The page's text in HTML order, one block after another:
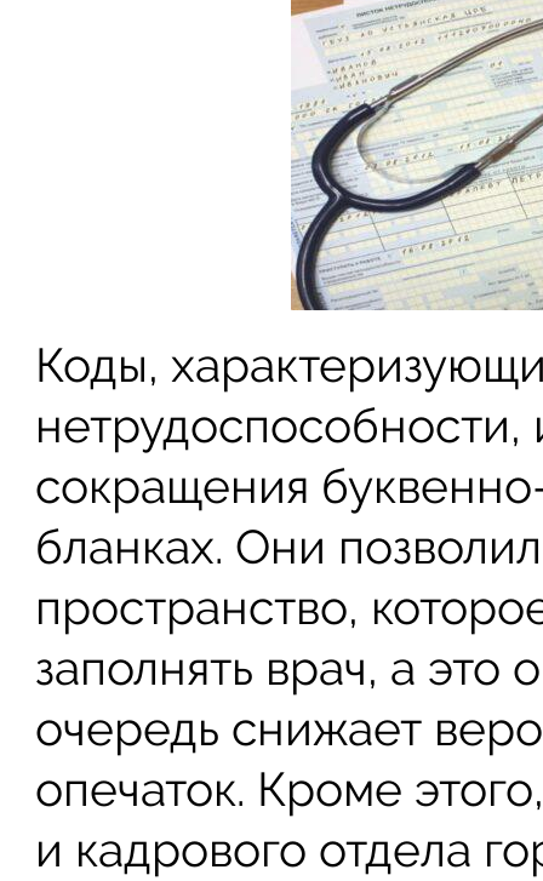
Коды,
нетрудоспособности,
сокращения
бланках. Они
пространство,
заполнять врач, а это
очередь снижает
опечаток. Кроме
и кадрового отдела